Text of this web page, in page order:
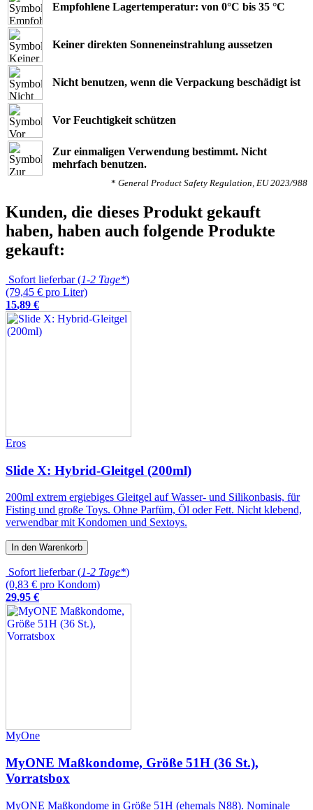
Empfohlene Lagertemperatur: von 0°C bis 35 °C
Keiner direkten Sonneneinstrahlung aussetzen
Nicht benutzen, wenn die Verpackung beschädigt ist
Vor Feuchtigkeit schützen
Zur einmaligen Verwendung bestimmt. Nicht
mehrfach benutzen.
* General Product Safety Regulation, EU 2023/988
Kunden, die dieses Produkt gekauft
haben, haben auch folgende Produkte
gekauft:
Sofort lieferbar (1-2 Tage*)
(79,45 € pro Liter)
15,89 €
Eros
Slide X: Hybrid-Gleitgel (200ml)
200ml extrem ergiebiges Gleitgel auf Wasser- und Silikonbasis, für
Fisting und große Toys. Ohne Parfüm, Öl oder Fett. Nicht klebend,
verwendbar mit Kondomen und Sextoys.
In den Warenkorb
Sofort lieferbar (1-2 Tage*)
(0,83 € pro Kondom)
29,95 €
MyOne
MyONE Maßkondome, Größe 51H (36 St.),
Vorratsbox
MyONE Maßkondome in Größe 51H (ehemals N88). Nominale